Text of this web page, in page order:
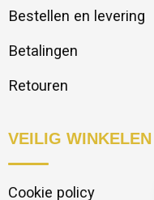
Bestellen en levering
Betalingen
Retouren
VEILIG WINKELEN
Cookie policy